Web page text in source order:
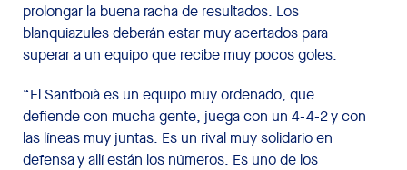
prolongar la buena racha de resultados. Los
blanquiazules deberán estar muy acertados para
superar a un equipo que recibe muy pocos goles.
“El Santboià es un equipo muy ordenado, que
defiende con mucha gente, juega con un 4-4-2 y con
las líneas muy juntas. Es un rival muy solidario en
defensa y allí están los números. Es uno de los